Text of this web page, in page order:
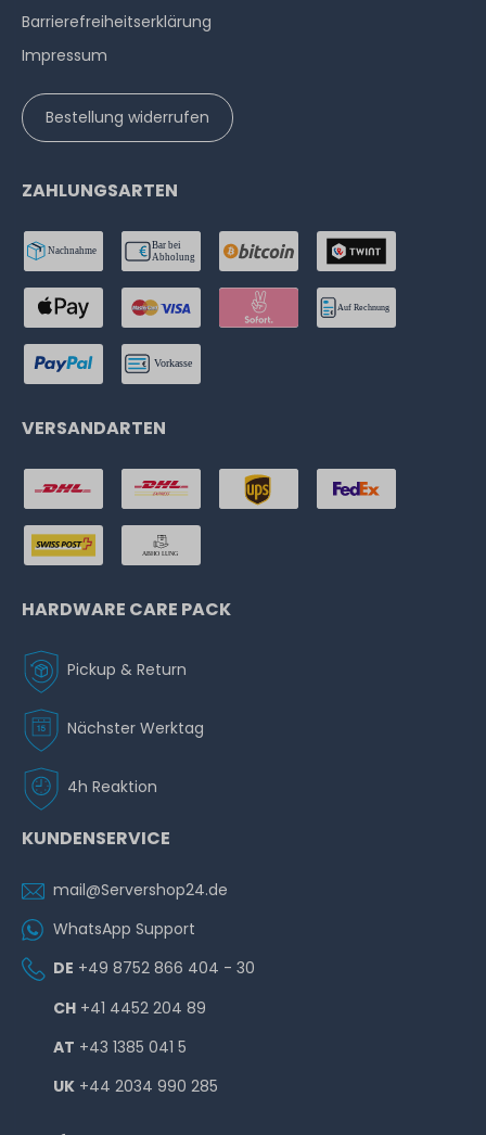
Barrierefreiheitserklärung
Impressum
Bestellung widerrufen
ZAHLUNGSARTEN
VERSANDARTEN
HARDWARE CARE PACK
Pickup & Return
Nächster Werktag
4h Reaktion
KUNDENSERVICE
mail@Servershop24.de
WhatsApp Support
DE +49 8752 866 404 - 30
CH +41 4452 204 89
AT +43 1385 041 5
UK +44 2034 990 285